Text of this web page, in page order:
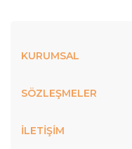
KURUMSAL
SÖZLEŞMELER
İLETİŞİM